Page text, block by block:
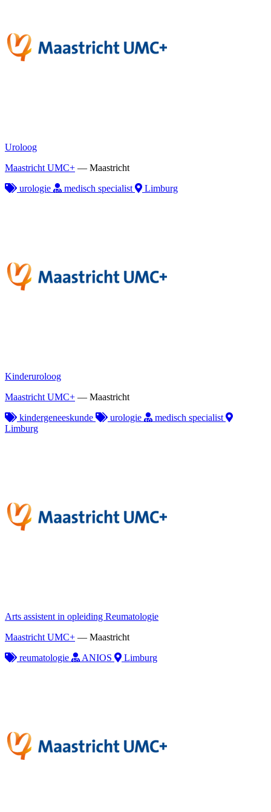
Uroloog
Maastricht UMC+ — Maastricht
urologie
medisch specialist Limburg
Kinderuroloog
Maastricht UMC+ — Maastricht
kindergeneeskunde
urologie
medisch specialist
Limburg
Arts assistent in opleiding Reumatologie
Maastricht UMC+ — Maastricht
reumatologie
ANIOS Limburg